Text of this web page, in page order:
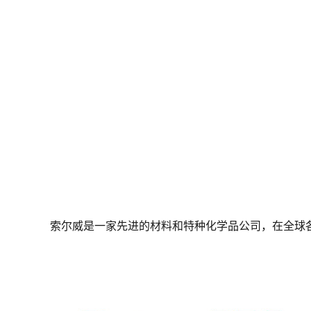
索尔威是一家先进的材料和特种化学品公司，在全球